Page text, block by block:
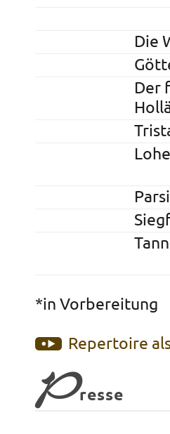
Die
Der
*in Vorbereitung
Repertoire
Presse